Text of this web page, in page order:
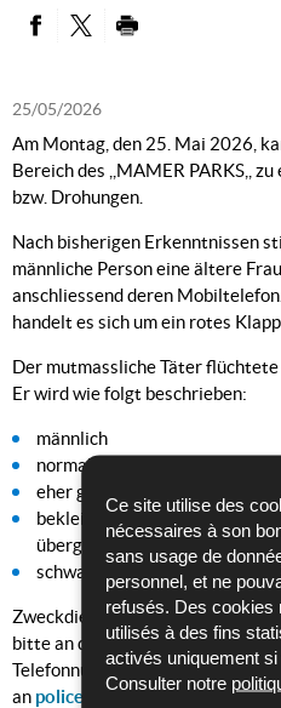
Ce site utilise des
nécessaires à son
sans usage de
personnel, et ne
refusés. Des cookies
utilisés à des fins
activés uniquement
Consulter notre
25/05/2026
Am Montag, den 25. Mai 2026,
Bereich des ,,MAMER PARKS,,
bzw. Drohungen.
Nach bisherigen Erkenntnissen
männliche Person eine ältere
anschliessend deren
handelt es sich um ein rotes
Der mutmassliche Täter flüchtete
Er wird wie folgt beschrieben:
männlich
normale Statur
eher gross gewachsen
bekleidet mit einer schwarzen
übergezogener Kapuze
schwarze Hose
Zweckdienliche Informationen zu
bitte an die Polizeidienststelle
Telefonnummer (+352) 244 30
an